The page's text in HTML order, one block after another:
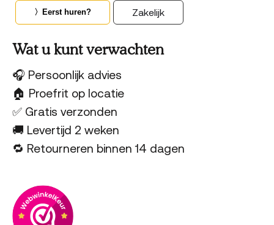
〉Eerst huren? Zakelijk
Wat u kunt verwachten
🎧 Persoonlijk advies
🏠 Proefrit op locatie
✅ Gratis verzonden
🚚 Levertijd 2 weken
🔁 Retourneren binnen 14 dagen